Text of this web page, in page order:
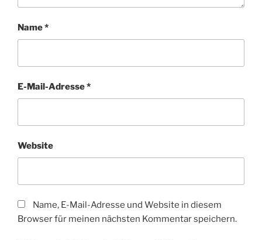
Name*
E-Mail-Adresse*
Website
Name, E-Mail-Adresse und Website in diesem
Browser für meinen nächsten Kommentar speichern.